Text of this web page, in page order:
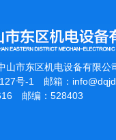
山市东区机电设备有限公
号-1
邮箱：
邮编：528403